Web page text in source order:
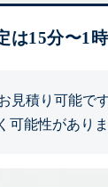
は15分〜1
見積り可能で
可能性がありま